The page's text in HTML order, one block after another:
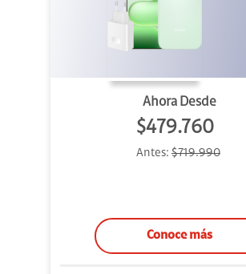
Ahora Desde
$479.760
Antes: $719.990
Conoce más